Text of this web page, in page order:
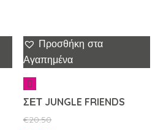
Προσθήκη στα
Αγαπημένα
ΣΕΤ JUNGLE FRIENDS
€20.50